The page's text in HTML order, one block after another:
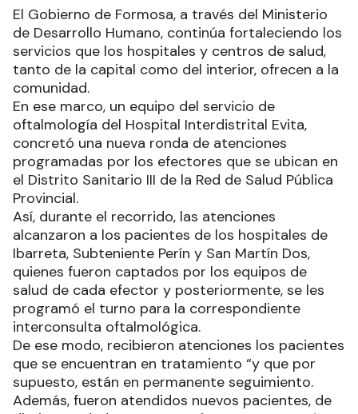
El Gobierno de Formosa, a través del Ministerio
de Desarrollo Humano, continúa fortaleciendo los
servicios que los hospitales y centros de salud,
tanto de la capital como del interior, ofrecen a la
comunidad.
En ese marco, un equipo del servicio de
oftalmología del Hospital Interdistrital Evita,
concretó una nueva ronda de atenciones
programadas por los efectores que se ubican en
el Distrito Sanitario III de la Red de Salud Pública
Provincial.
Así, durante el recorrido, las atenciones
alcanzaron a los pacientes de los hospitales de
Ibarreta, Subteniente Perín y San Martín Dos,
quienes fueron captados por los equipos de
salud de cada efector y posteriormente, se les
programó el turno para la correspondiente
interconsulta oftalmológica.
De ese modo, recibieron atenciones los pacientes
que se encuentran en tratamiento “y que por
supuesto, están en permanente seguimiento.
Además, fueron atendidos nuevos pacientes, de